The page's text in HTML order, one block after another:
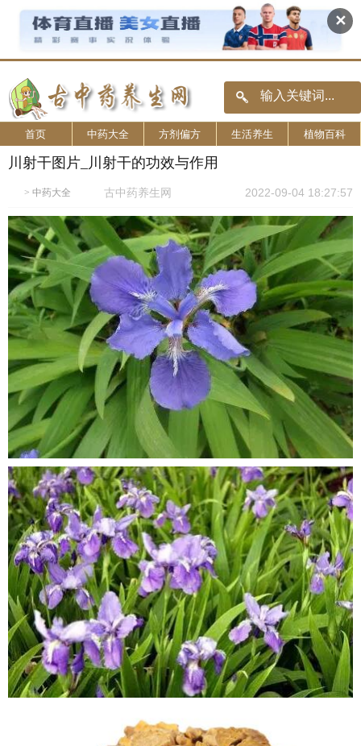
✕
首页 中药大全 方剂偏方 生活养生 植物百科
川射干图片_川射干的功效与作用
> 中药大全 古中药养生网 2022-09-04 18:27:57